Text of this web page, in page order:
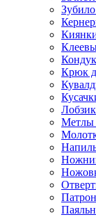
Крюк
Метлы